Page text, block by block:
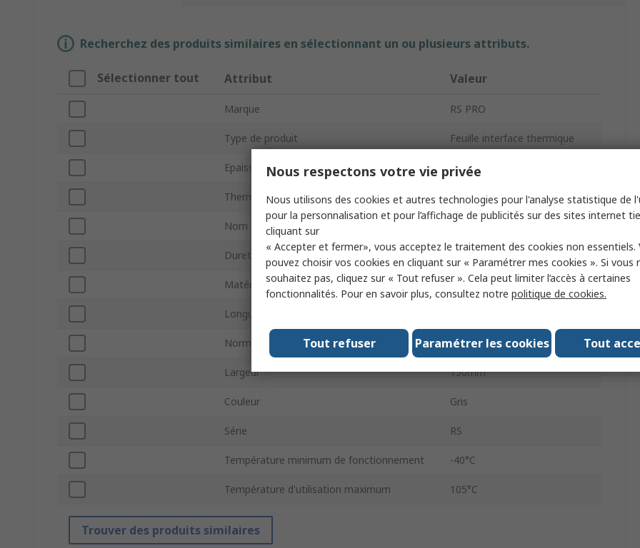
Recherchez des produits similaires en sélectionnant un ou plusieurs attributs.
Sélectionner tout Attribut Valeur
Marque RS PRO
Type de produit Feuille interface thermique
Epaisseur 3mm
Thermo-conducteur 2W/mK
Nom commercial PC-93 INTERFACE MATERIAL
Dureté Shore OO 60
Matériau conducteur Sans silicone
Longueur
Normes/homologations RoHS
Largeur 150mm
Couleur Gris
Série RS
Température minimum de fonctionnement -40°C
Température d'utilisation maximum 105°C
Trouver des produits similaires
Nous respectons votre vie privée
Nous utilisons des cookies et autres technologies pour l'analyse statistique de
pour la personnalisation et pour l’affichage de publicités sur des sites internet
cliquant sur
« Accepter et fermer», vous acceptez le traitement des cookies non essentiels.
pouvez choisir vos cookies en cliquant sur « Paramétrer mes cookies ». Si vous
souhaitez pas, cliquez sur « Tout refuser ». Cela peut limiter l’accès à certaines
fonctionnalités. Pour en savoir plus, consultez notre politique de cookies.
Tout
Paramétrer les cookies
Tout refuser